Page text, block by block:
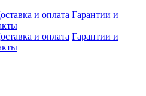
и оплата Гарантии и
и оплата Гарантии и